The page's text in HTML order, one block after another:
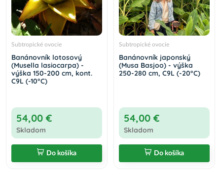
Subtropické ovocie
Banánovník lotosový
(Musella lasiocarpa) -
výška 150-200 cm, kont.
C9L (-10°C)
54,00 €
Skladom
Do košíka
Subtropické ovocie
Banánovník japonský
(Musa Basjoo) - výška
250-280 cm, C9L (-20°C)
54,00 €
Skladom
Do košíka